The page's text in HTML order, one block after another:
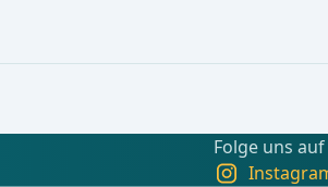
Folge uns